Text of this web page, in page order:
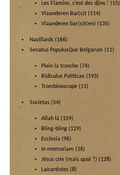
Les Flamins, c’est des djins ! (15)
Vlaanderen Bar(s)t (114)
Vlaanderen bar(s)t(en) (135)
Nazillards (166)
Senatus PopulusQue Belgarum (11)
Plein la tronche (74)
Ridiculus Politicae (193)
Trombinoscope (11)
Societas (54)
Allah là (159)
Bling-bling (129)
Ecclesia (96)
In memoriam (16)
Jésus crie (mais quoi ?) (128)
Laïcartistes (8)